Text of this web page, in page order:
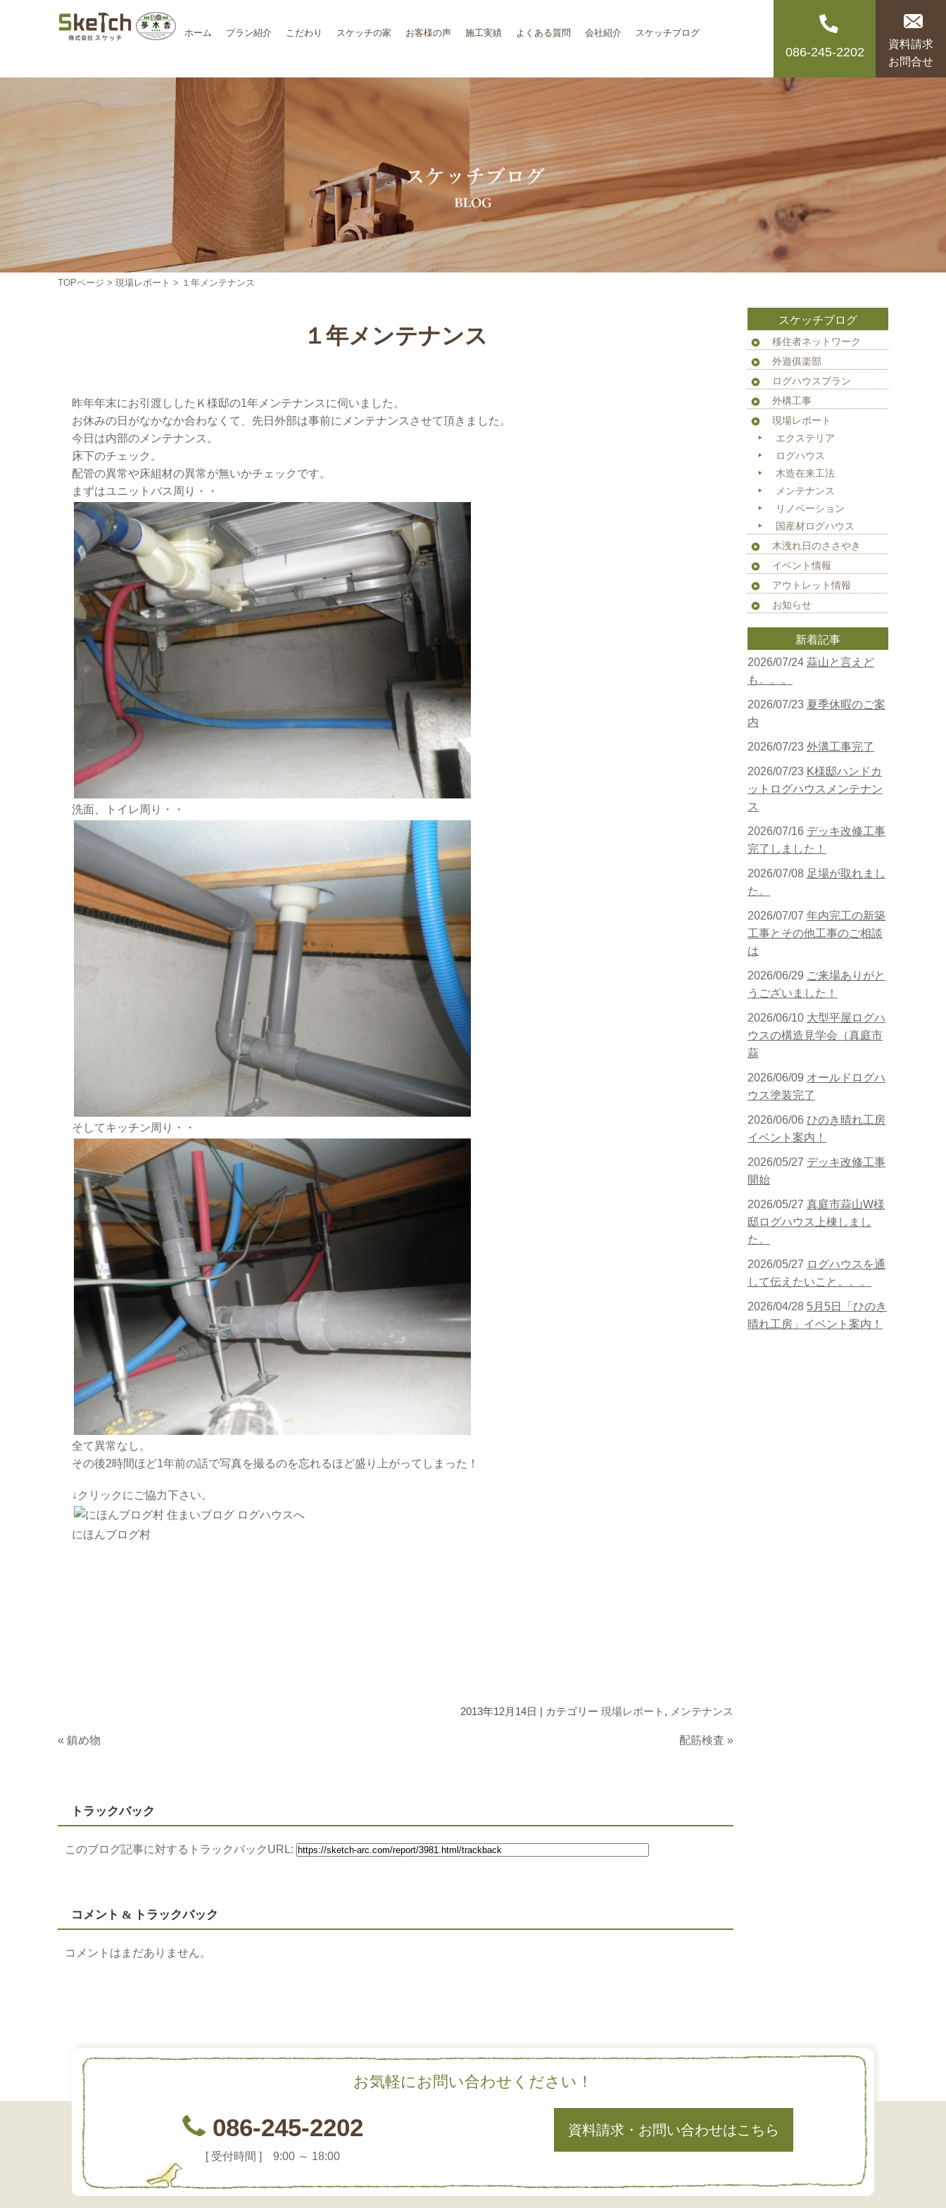
ホーム プラン紹介 こだわり スケッチの家 お客様の声 施工実績 よくある質問 会社紹介 スケッチブログ
086-245-2202
資料請求
お問合せ
TOPページ > 現場レポート > １年メンテナンス
１年メンテナンス
昨年年末にお引渡ししたＫ様邸の1年メンテナンスに伺いました。
お休みの日がなかなか合わなくて、先日外部は事前にメンテナンスさせて頂きました。
今日は内部のメンテナンス。
床下のチェック。
配管の異常や床組材の異常が無いかチェックです。
まずはユニットバス周り・・
洗面、トイレ周り・・
そしてキッチン周り・・
全て異常なし。
その後2時間ほど1年前の話で写真を撮るのを忘れるほど盛り上がってしまった！
↓クリックにご協力下さい。
にほんブログ村
2013年12月14日 | カテゴリー 現場レポート , メンテナンス
« 鎮め物 配筋検査 »
トラックバック
このブログ記事に対するトラックバックURL:
コメント & トラックバック
コメントはまだありません。
スケッチブログ
移住者ネットワーク
外遊俱楽部
ログハウスプラン
外構工事
現場レポート
エクステリア
ログハウス
木造在来工法
メンテナンス
リノベーション
国産材ログハウス
木洩れ日のささやき
イベント情報
アウトレット情報
お知らせ
新着記事
2026/07/24 蒜山と言えど
も。。。
2026/07/23 夏季休暇のご案
内
2026/07/23 外溝工事完了
2026/07/23 K様邸ハンドカ
ットログハウスメンテナン
ス
2026/07/16 デッキ改修工事
完了しました！
2026/07/08 足場が取れまし
た。
2026/07/07 年内完工の新築
工事とその他工事のご相談
は
2026/06/29 ご来場ありがと
うございました！
2026/06/10 大型平屋ログハ
ウスの構造見学会（真庭市
蒜
2026/06/09 オールドログハ
ウス塗装完了
2026/06/06 ひのき晴れ工房
イベント案内！
2026/05/27 デッキ改修工事
開始
2026/05/27 真庭市蒜山W様
邸ログハウス上棟しまし
た。
2026/05/27 ログハウスを通
して伝えたいこと。。。
2026/04/28 5月5日「ひのき
晴れ工房」イベント案内！
お気軽にお問い合わせください！
086-245-2202
[ 受付時間 ] 9:00 ～ 18:00
資料請求・お問い合わせはこちら